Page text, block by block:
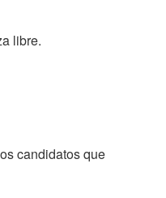
libre.
candidatos que